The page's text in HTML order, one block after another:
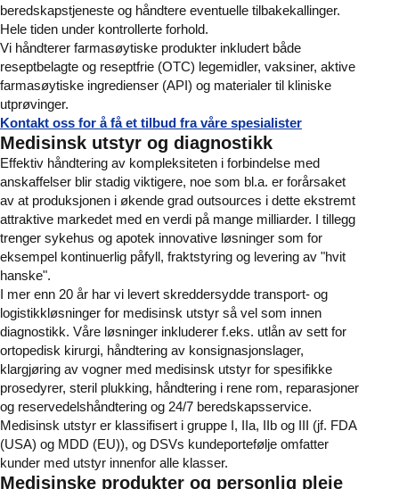
beredskapstjeneste og håndtere eventuelle tilbakekallinger.
Hele tiden under kontrollerte forhold.
Vi håndterer farmasøytiske produkter inkludert både
reseptbelagte og reseptfrie (OTC) legemidler, vaksiner, aktive
farmasøytiske ingredienser (API) og materialer til kliniske
utprøvinger.
Kontakt oss for å få et tilbud fra våre spesialister
Medisinsk utstyr og diagnostikk
Effektiv håndtering av kompleksiteten i forbindelse med
anskaffelser blir stadig viktigere, noe som bl.a. er forårsaket
av at produksjonen i økende grad outsources i dette ekstremt
attraktive markedet med en verdi på mange milliarder. I tillegg
trenger sykehus og apotek innovative løsninger som for
eksempel kontinuerlig påfyll, fraktstyring og levering av "hvit
hanske".
I mer enn 20 år har vi levert skreddersydde transport- og
logistikkløsninger for medisinsk utstyr så vel som innen
diagnostikk. Våre løsninger inkluderer f.eks. utlån av sett for
ortopedisk kirurgi, håndtering av konsignasjonslager,
klargjøring av vogner med medisinsk utstyr for spesifikke
prosedyrer, steril plukking, håndtering i rene rom, reparasjoner
og reservedelshåndtering og 24/7 beredskapsservice.
Medisinsk utstyr er klassifisert i gruppe I, IIa, IIb og III (jf. FDA
(USA) og MDD (EU)), og DSVs kundeportefølje omfatter
kunder med utstyr innenfor alle klasser.
Medisinske produkter og personlig pleie